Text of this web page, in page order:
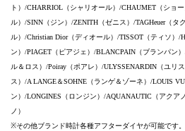
ト）/CHARRIOL（シャリオール）/CHAUMET（ショ
ル）/SINN（ジン）/ZENITH（ゼニス）/TAGHeuer（タ
ル）/Christian Dior（ディオール）/TISSOT（ティソ）/
ン）/PIAGET（ピアジェ）/BLANCPAIN（ブランパン
ル＆ロス）/Poiray（ポアレ）/ULYSSENARDIN（ユリ
ス）/A LANGE＆SOHNE（ランゲ＆ゾーネ）/LOUIS
ン）/LONGINES（ロンジン）/AQUANAUTIC（アクア
ノ）
※その他ブランド時計各種アフターダイヤが可能です。